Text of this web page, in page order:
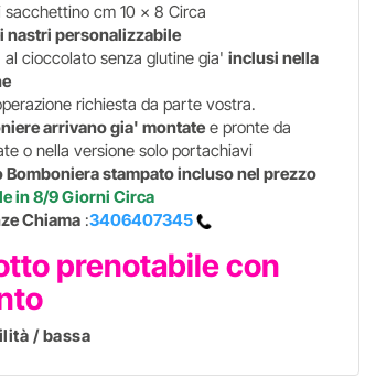
sacchettino cm 10 x 8 Circa
nastri personalizzabile
al cioccolato senza glutine gia' inclusi nella
richiesta da parte vostra.
arrivano gia' montatee pronte da
o nella versione solo portachiavi
Bomboniera stampato inclusonel prezzo
in 8/9 Giorni Circa
Chiama:3406407345
prenotabile con
/ bassa